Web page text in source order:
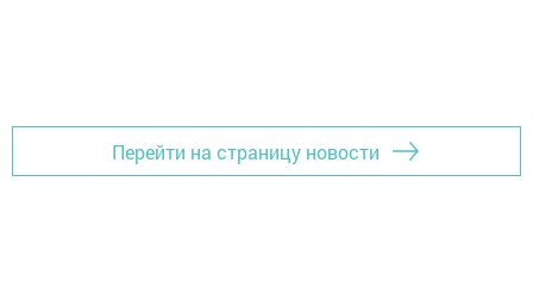
Перейти на страницу новости